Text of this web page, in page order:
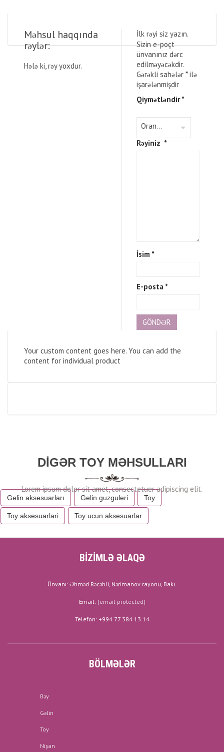
Məhsul haqqında
rəylər:
Hələ ki, rəy yoxdur.
İlk rəyi siz yazın.
Sizin e-poçt
ünvanınız dərc
edilməyəcəkdir.
Gərəkli sahələr *ilə
işarələnmişdir
Qiymətləndir*
Rəyiniz *
İsim *
E-posta *
Your custom content goes here. You can add the
content for individual product
DIGƏR TOY MƏHSULLARI
Gelin aksesuarları Gelin guzguleri Toy
Toy aksesuarlari Toy ucun aksesuarlar
BİZİMLƏ ƏLAQƏ
Ünvanı: Əhməd Rəcəbli, Nərimanov rayonu, Bakı.
Email: [email protected]
Telefon: +994 77 384 13 14
BÖLMƏLƏR
Bəy
Gəlin
Toy
Nişan